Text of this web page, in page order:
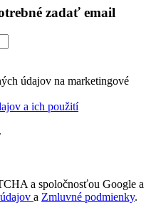
zadať email
údajov na marketingové
a ich použití
a spoločnosťou Google a
a Zmluvné podmienky.